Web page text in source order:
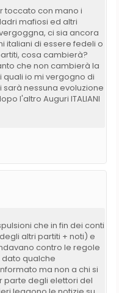
toccato con mano i
mafiosi ed altri
ci sia ancora
italiani di essere fedeli o
cosa cambierà?
che non cambierà la
io mi vergogno di
sarà nessuna evoluzione
l'altro Auguri ITALIANI
che in fin dei conti
altri partiti + noti) e
contro le regole
qualche
ma non a chi si
parte degli elettori del